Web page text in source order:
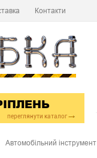
Контакти
переглянути каталог
Автомобільний інструмент